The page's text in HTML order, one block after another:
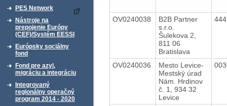
PES Network
Nástroje na
prepojenie Európy
(CEF)/Systém EESSI
Európsky sociálny
fond
Fond pre azyl,
migráciu a integráciu
Integrovaný
regionálny operačný
program 2014 - 2020
OV0240038
B2B Partner
s.r.o.
Šulekova 2,
811 06
Bratislava
OV0240036
Mesto Levice-
Mestský úrad
Nám. Hrdinov
č. 1, 934 32
Levice